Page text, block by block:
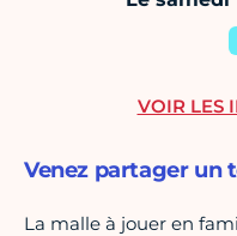
Venez partager un
La malle à jouer en
VOIR LES